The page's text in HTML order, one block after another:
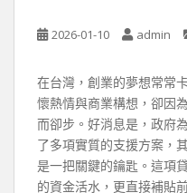
2026-01-10 admin
在台灣，創業的夢想常常
懷熱情與商業構想，卻因
而卻步。好消息是，政府
了多項實質的支援方案，
是一把關鍵的鑰匙。這項
的資金活水，更直接補貼